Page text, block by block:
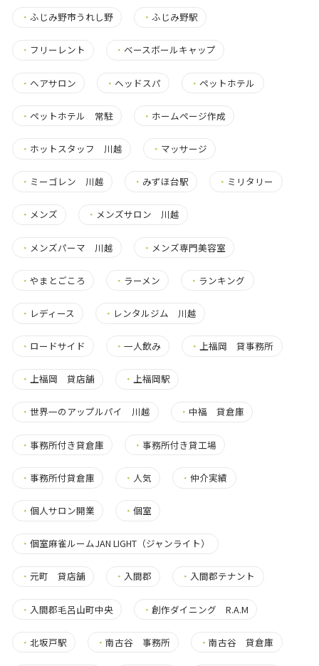
・ ふじみ野市うれし野 ・ふじみ野駅
・ フリーレント ・ ベースボールキャップ
・ ヘアサロン ・ ヘッドスパ ・ペットホテル
・ ペットホテル 常駐 ・ ホームページ作成
・ ホットスタッフ 川越 ・ マッサージ
・ ミーゴレン 川越 ・ みずほ台駅 ・ ミリタリー
・ メンズ ・ メンズサロン 川越
・ メンズパーマ 川越 ・ メンズ専門美容室
・ やまとごころ ・ ラーメン ・ ランキング
・ レディース ・ レンタルジム 川越
・ ロードサイド ・一人飲み ・上福岡 貸事務所
・ 上福岡 貸店舗 ・上福岡駅
・ 世界一のアップルパイ 川越 ・中福 貸倉庫
・ 事務所付き貸倉庫 ・ 事務所付き貸工場
・ 事務所付貸倉庫 ・ 人気 ・仲介実績
・ 個人サロン開業 ・個室
・ 個室麻雀ルームJAN LIGHT（ジャンライト）
・ 元町 貸店舗 ・ 入間郡 ・ 入間郡テナント
・ 入間郡毛呂山町中央 ・創作ダイニング R.A.M
・ 北坂戸駅 ・南古谷 事務所 ・南古谷 貸倉庫